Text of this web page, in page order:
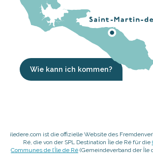
Wie kann ich kommen?
iledere.com ist die offizielle Website des
Ré, die von der SPL Destination Île de Ré für die
Communes de l’Île de Ré (Gemeindeverband der Île